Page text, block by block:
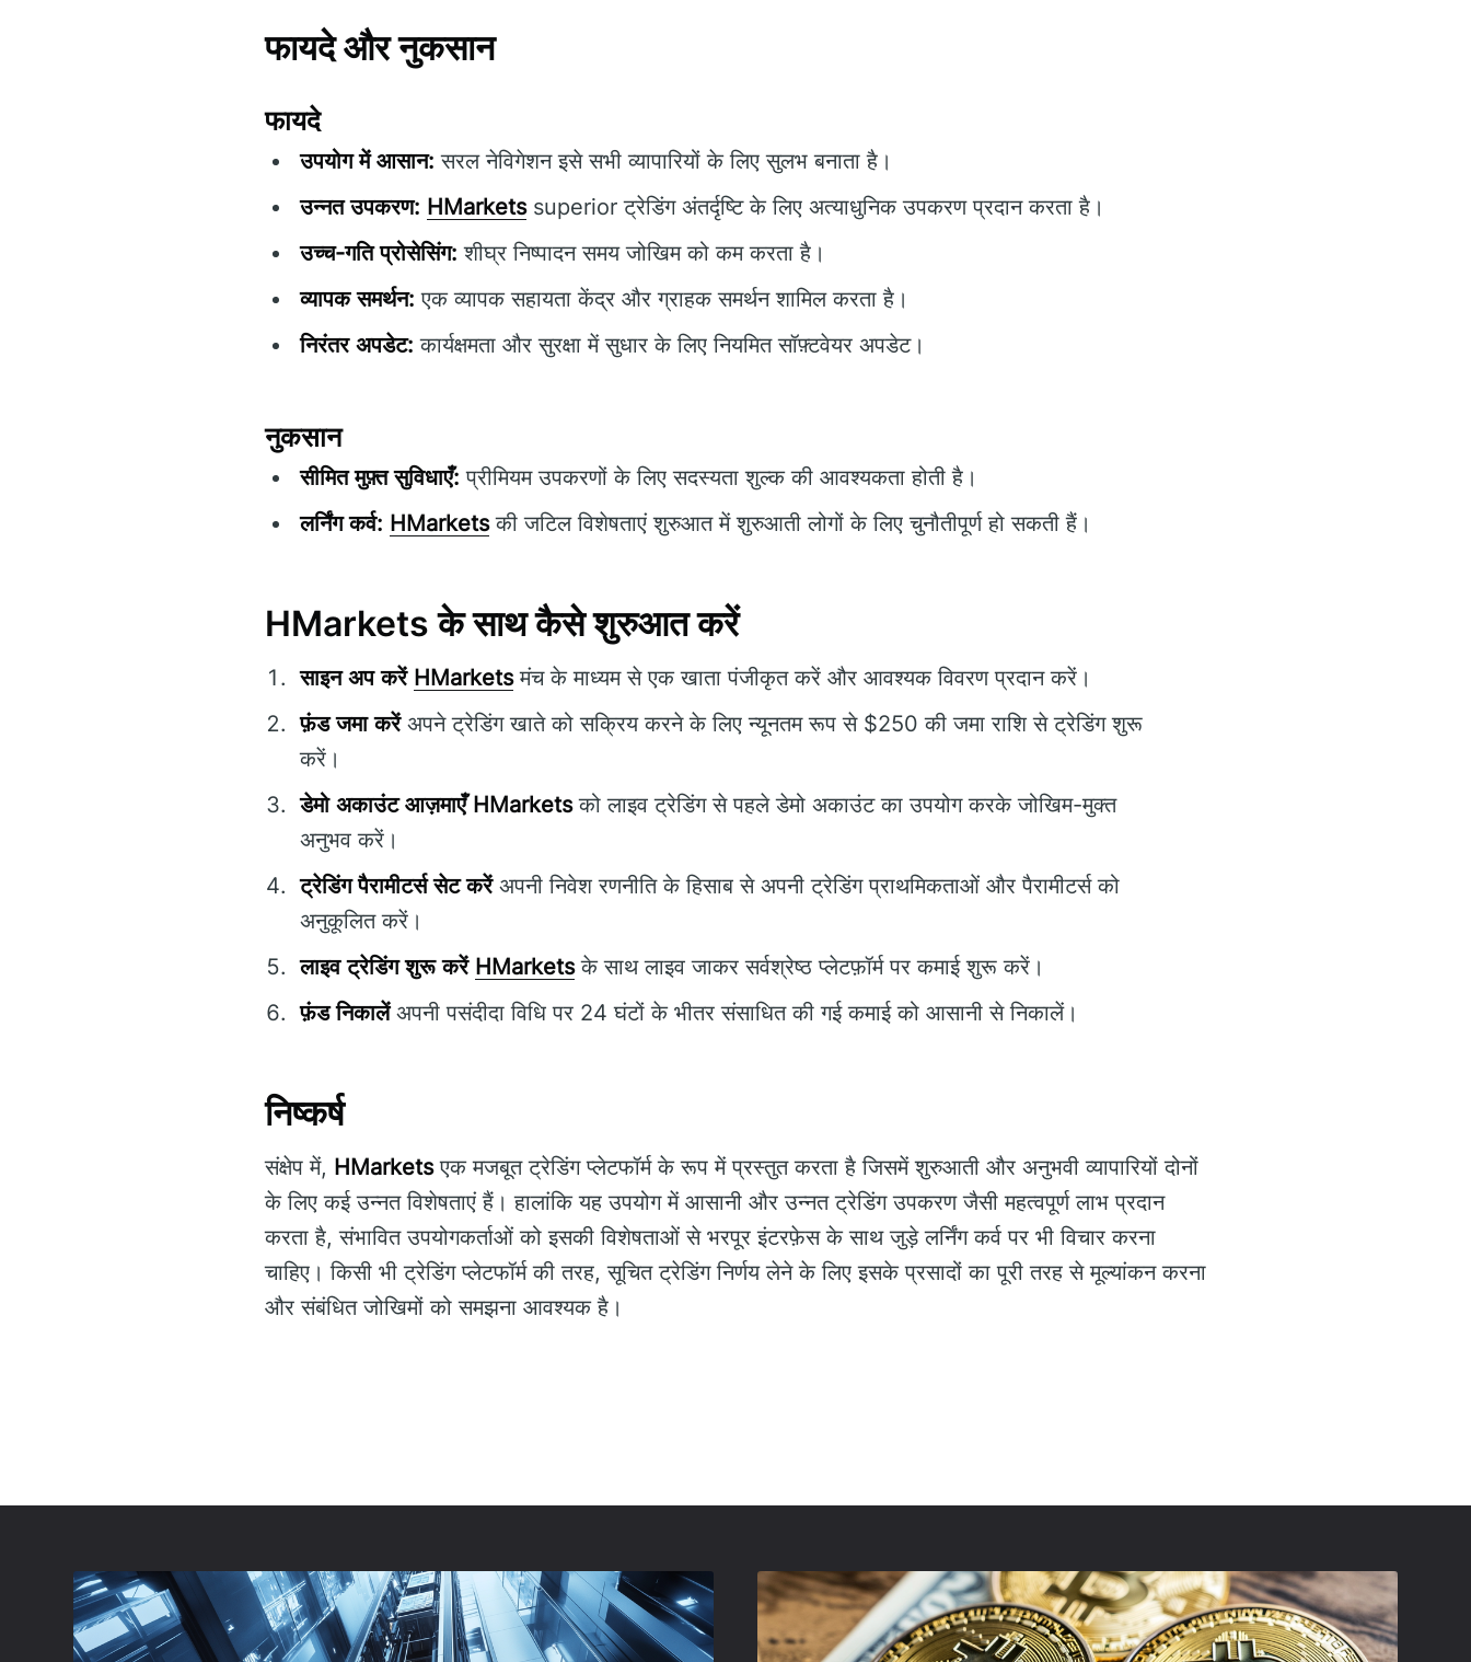
फायदे और नुकसान
फायदे
उपयोग में आसान: सरल नेविगेशन इसे सभी व्यापारियों के लिए सुलभ बनाता है।
उन्नत उपकरण: HMarketssuperior ट्रेडिंग अंतर्दृष्टि के लिए अत्याधुनिक उपकरण प्रदान करता है।
उच्च-गति प्रोसेसिंग: शीघ्र निष्पादन समय जोखिम को कम करता है।
व्यापक समर्थन: एक व्यापक सहायता केंद्र और ग्राहक समर्थन शामिल करता है।
निरंतर अपडेट: कार्यक्षमता और सुरक्षा में सुधार के लिए नियमित सॉफ़्टवेयर अपडेट।
नुकसान
सीमित मुफ़्त सुविधाएँ: प्रीमियम उपकरणों के लिए सदस्यता शुल्क की आवश्यकता होती है।
लर्निंग कर्व: HMarketsकी जटिल विशेषताएं शुरुआत में शुरुआती लोगों के लिए चुनौतीपूर्ण हो सकती हैं।
HMarkets के साथ कैसे शुरुआत करें
साइन अप करें HMarketsमंच के माध्यम से एक खाता पंजीकृत करें और आवश्यक विवरण प्रदान करें।
फ़ंड जमा करेंअपने ट्रेडिंग खाते को सक्रिय करने के लिए न्यूनतम रूप से $250 की जमा राशि से ट्रेडिंग शुरू
करें।
डेमो अकाउंट आज़माएँ HMarketsको लाइव ट्रेडिंग से पहले डेमो अकाउंट का उपयोग करके जोखिम-मुक्त
अनुभव करें।
ट्रेडिंग पैरामीटर्स सेट करेंअपनी निवेश रणनीति के हिसाब से अपनी ट्रेडिंग प्राथमिकताओं और पैरामीटर्स को
अनुकूलित करें।
लाइव ट्रेडिंग शुरू करें HMarketsके साथ लाइव जाकर सर्वश्रेष्ठ प्लेटफ़ॉर्म पर कमाई शुरू करें।
फ़ंड निकालेंअपनी पसंदीदा विधि पर 24 घंटों के भीतर संसाधित की गई कमाई को आसानी से निकालें।
निष्कर्ष
संक्षेप में, HMarketsएक मजबूत ट्रेडिंग प्लेटफॉर्म के रूप में प्रस्तुत करता है जिसमें शुरुआती और अनुभवी व्यापारियों दोनों
के लिए कई उन्नत विशेषताएं हैं। हालांकि यह उपयोग में आसानी और उन्नत ट्रेडिंग उपकरण जैसी महत्वपूर्ण लाभ प्रदान
करता है, संभावित उपयोगकर्ताओं को इसकी विशेषताओं से भरपूर इंटरफ़ेस के साथ जुड़े लर्निंग कर्व पर भी विचार करना
चाहिए। किसी भी ट्रेडिंग प्लेटफॉर्म की तरह, सूचित ट्रेडिंग निर्णय लेने के लिए इसके प्रसादों का पूरी तरह से मूल्यांकन करना
और संबंधित जोखिमों को समझना आवश्यक है।